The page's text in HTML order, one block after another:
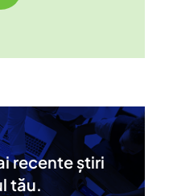
recente știri
tău.